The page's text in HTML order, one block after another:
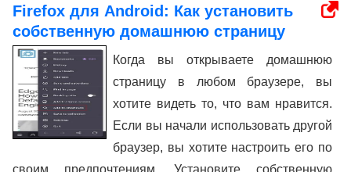
Firefox для Android: Как установить
собственную домашнюю страницу
Когда вы открываете домашнюю
страницу в любом браузере, вы
хотите видеть то, что вам нравится.
Если вы начали использовать другой
браузер, вы хотите настроить его по
своим предпочтениям. Установите собственную